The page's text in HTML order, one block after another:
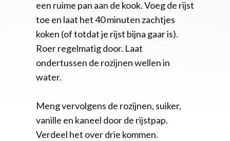
een ruime pan aan de kook. Voeg de rijst
toe en laat het 40 minuten zachtjes
koken (of totdat je rijst bijna gaar is).
Roer regelmatig door. Laat
ondertussen de rozijnen wellen in
water.
Meng vervolgens de rozijnen, suiker,
vanille en kaneel door de rijstpap.
Verdeel het over drie kommen.